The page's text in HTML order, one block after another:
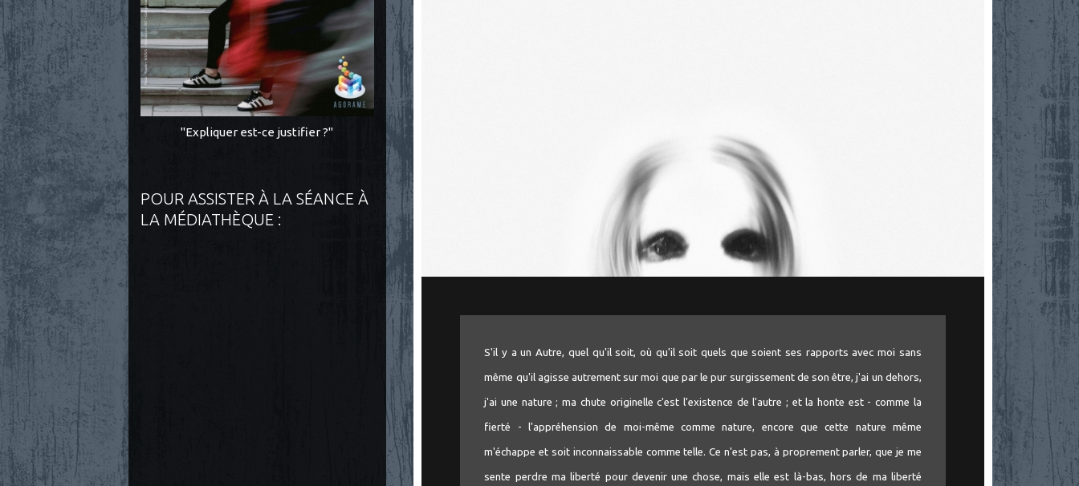
"Expliquer est-ce justifier ?"
POUR ASSISTER À LA SÉANCE À
LA MÉDIATHÈQUE :
S'il y a un Autre, quel qu'il soit, où qu'il soit quels que soient ses rapports avec moi sans
même qu'il agisse autrement sur moi que par le pur surgissement de son être, j'ai un dehors,
j'ai une nature ; ma chute originelle c'est l'existence de l'autre ; et la honte est - comme la
fierté - l'appréhension de moi-même comme nature, encore que cette nature même
m'échappe et soit inconnaissable comme telle. Ce n'est pas, à proprement parler, que je me
sente perdre ma liberté pour devenir une chose, mais elle est là-bas, hors de ma liberté